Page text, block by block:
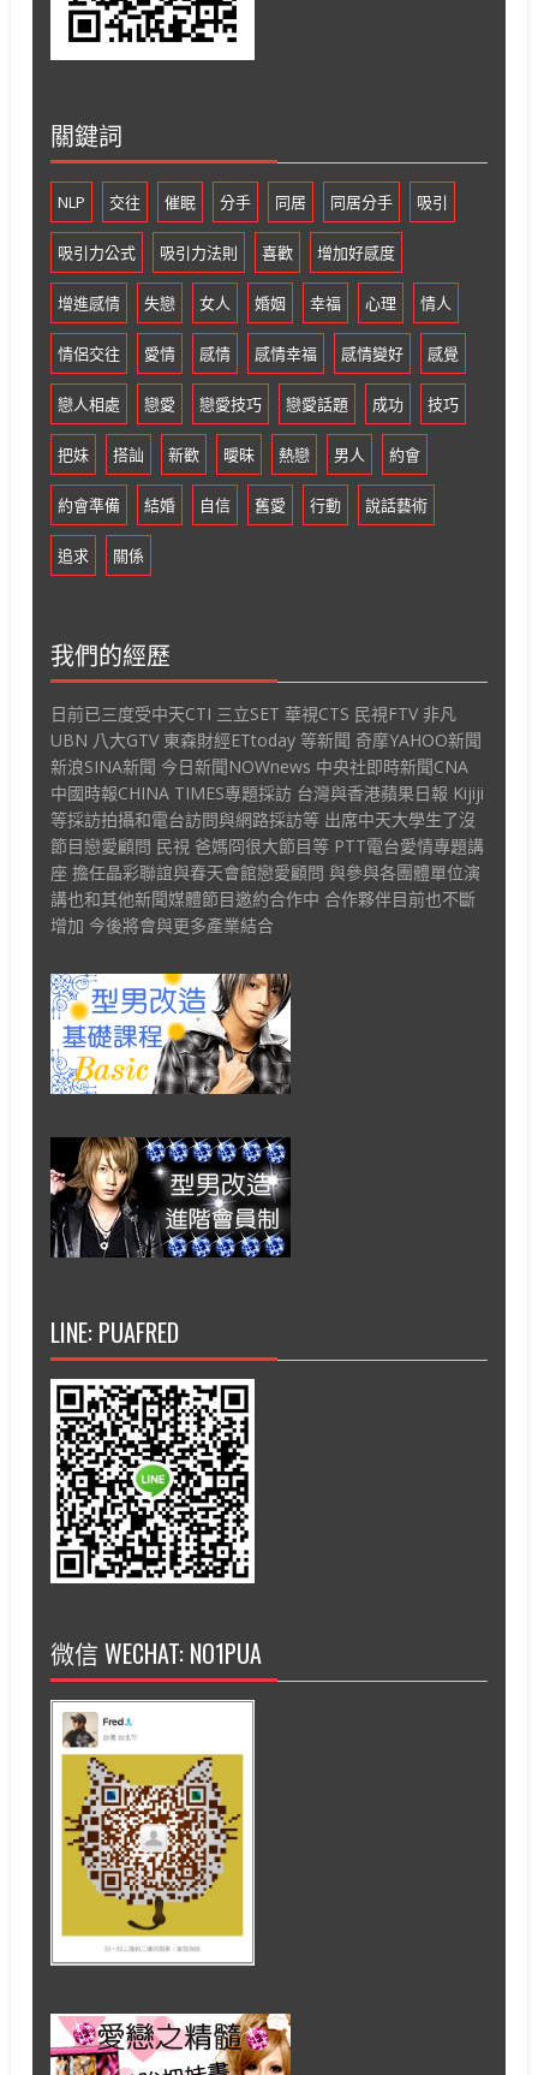
關鍵詞
NLP 交往 催眠 分手 同居 同居分手 吸引
吸引力公式 吸引力法則 喜歡 增加好感度
增進感情 失戀 女人 婚姻 幸福 心理 情人
情侶交往 愛情 感情 感情幸福 感情變好 感覺
戀人相處 戀愛 戀愛技巧 戀愛話題 成功 技巧
把妹 搭訕 新歡 曖昧 熱戀 男人 約會
約會準備 結婚 自信 舊愛 行動 說話藝術
追求 關係
我們的經歷
日前已三度受中天CTI 三立SET 華視CTS 民視FTV 非凡
UBN 八大GTV 東森財經ETtoday 等新聞 奇摩YAHOO新聞
新浪SINA新聞 今日新聞NOWnews 中央社即時新聞CNA
中國時報CHINA TIMES專題採訪 台灣與香港蘋果日報 Kijiji
等採訪拍攝和電台訪問與網路採訪等 出席中天大學生了沒
節目戀愛顧問 民視 爸媽冏很大節目等 PTT電台愛情專題講
座 擔任晶彩聯誼與春天會館戀愛顧問 與參與各團體單位演
講也和其他新聞媒體節目邀約合作中 合作夥伴目前也不斷
增加 今後將會與更多產業結合
LINE: PUAFRED
微信 WECHAT: NO1PUA